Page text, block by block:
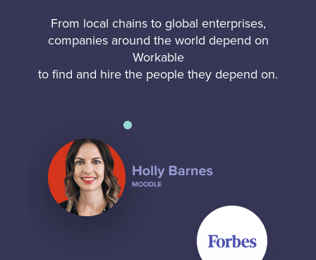
From local chains to global enterprises,
companies around the world depend on
Workable
to find and hire the people they depend on.